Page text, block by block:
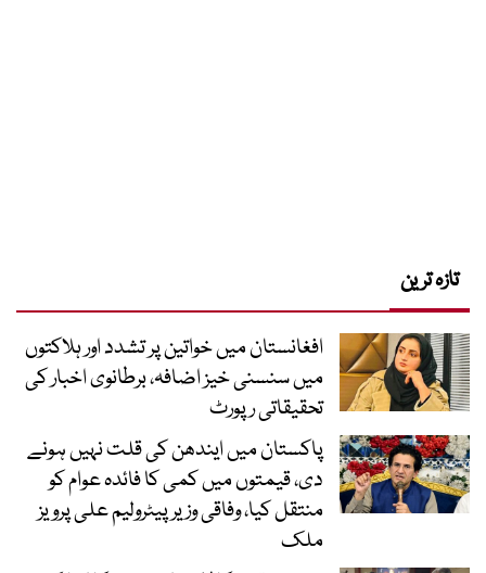
تازہ ترین
افغانستان میں خواتین پر تشدد اور ہلاکتوں
میں سنسنی خیز اضافہ، برطانوی اخبار کی
تحقیقاتی رپورٹ
پاکستان میں ایندھن کی قلت نہیں ہونے
دی، قیمتوں میں کمی کا فائدہ عوام کو
منتقل کیا، وفاقی وزیر پیٹرولیم علی پرویز
ملک